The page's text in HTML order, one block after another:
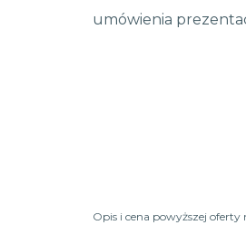
umówienia
Opis i cena powyższej